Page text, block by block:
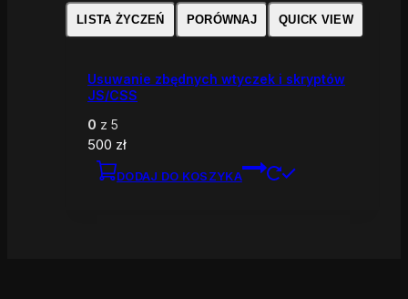
LISTA ŻYCZEŃ PORÓWNAJ QUICK VIEW
Usuwanie zbędnych wtyczek i skryptów
JS/CSS
0 z 5
500 zł
DODAJ DO KOSZYKA